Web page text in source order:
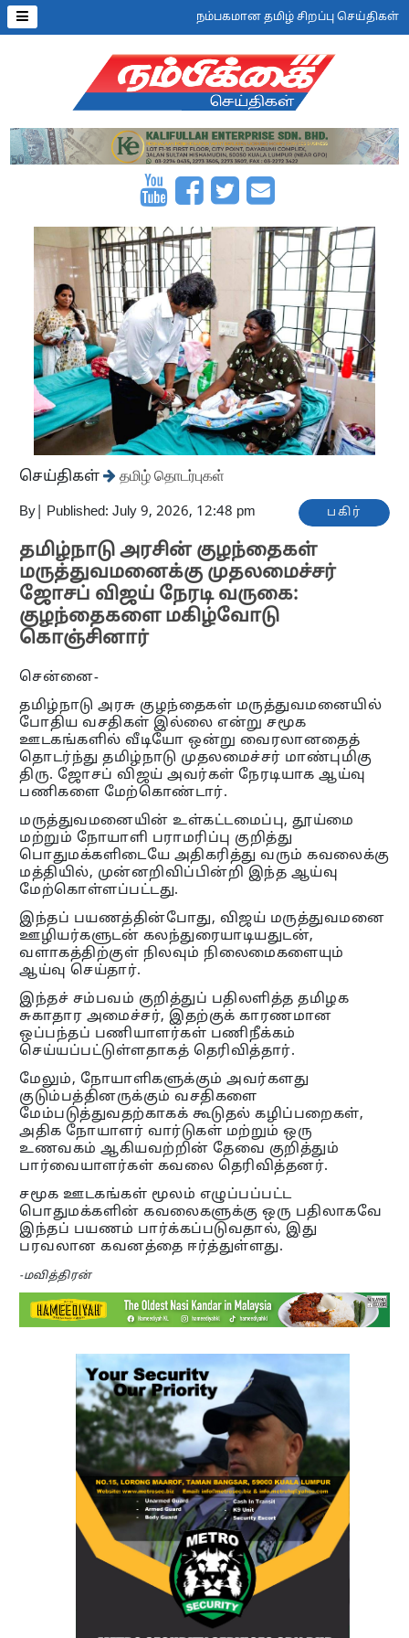
நம்பகமான தமிழ் சிறப்பு செய்திகள்
செய்திகள் தமிழ் தொடர்புகள்
By Published: July 9, 2026, 12:48 pm பகிர்
தமிழ்நாடு அரசின் குழந்தைகள்
மருத்துவமனைக்கு முதலமைச்சர்
ஜோசப் விஜய் நேரடி வருகை:
குழந்தைகளை மகிழ்வோடு
கொஞ்சினார்
சென்னை-
தமிழ்நாடு அரசு குழந்தைகள் மருத்துவமனையில்
போதிய வசதிகள் இல்லை என்று சமூக
ஊடகங்களில் வீடியோ ஒன்று வைரலானதைத்
தொடர்ந்து தமிழ்நாடு முதலமைச்சர் மாண்புமிகு
திரு. ஜோசப் விஜய் அவர்கள் நேரடியாக ஆய்வு
பணிகளை மேற்கொண்டார்.
மருத்துவமனையின் உள்கட்டமைப்பு, தூய்மை
மற்றும் நோயாளி பராமரிப்பு குறித்து
பொதுமக்களிடையே அதிகரித்து வரும் கவலைக்கு
மத்தியில், முன்னறிவிப்பின்றி இந்த ஆய்வு
மேற்கொள்ளப்பட்டது.
இந்தப் பயணத்தின்போது, ​​விஜய் மருத்துவமனை
ஊழியர்களுடன் கலந்துரையாடியதுடன்,
வளாகத்திற்குள் நிலவும் நிலைமைகளையும்
ஆய்வு செய்தார்.
இந்தச் சம்பவம் குறித்துப் பதிலளித்த தமிழக
சுகாதார அமைச்சர், இதற்குக் காரணமான
ஒப்பந்தப் பணியாளர்கள் பணிநீக்கம்
செய்யப்பட்டுள்ளதாகத் தெரிவித்தார்.
மேலும், நோயாளிகளுக்கும் அவர்களது
குடும்பத்தினருக்கும் வசதிகளை
மேம்படுத்துவதற்காகக் கூடுதல் கழிப்பறைகள்,
அதிக நோயாளர் வார்டுகள் மற்றும் ஒரு
உணவகம் ஆகியவற்றின் தேவை குறித்தும்
பார்வையாளர்கள் கவலை தெரிவித்தனர்.
சமூக ஊடகங்கள் மூலம் எழுப்பப்பட்ட
பொதுமக்களின் கவலைகளுக்கு ஒரு பதிலாகவே
இந்தப் பயணம் பார்க்கப்படுவதால், இது
பரவலான கவனத்தை ஈர்த்துள்ளது.
-மவித்திரன்